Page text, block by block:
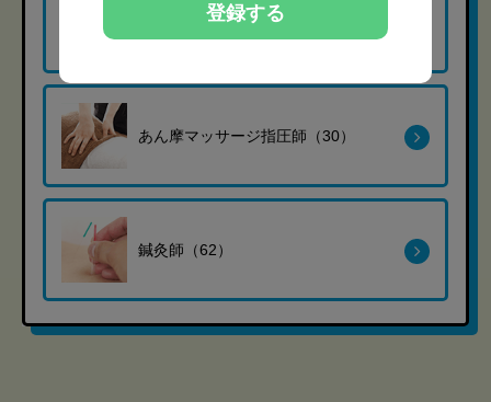
柔道整復師（85）
あん摩マッサージ指圧師（30）
鍼灸師（62）
登録する